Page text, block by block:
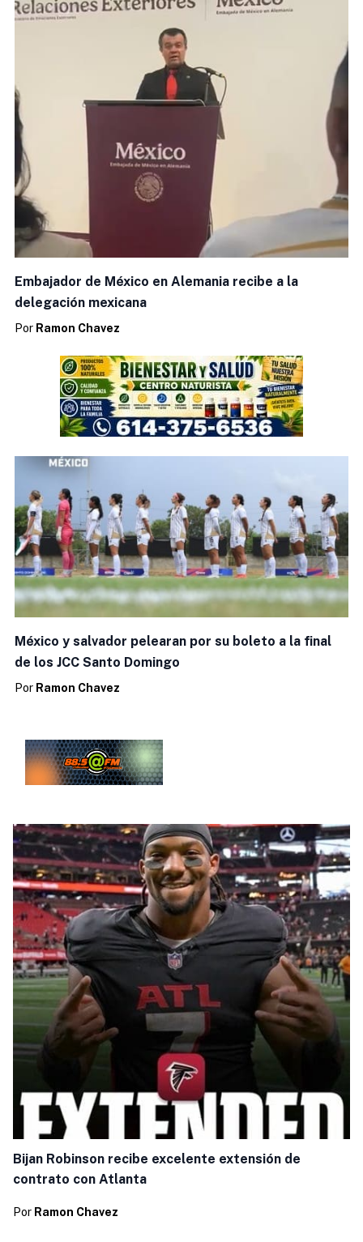
Embajador de México en Alemania recibe a la
delegación mexicana
Por Ramon Chavez
México y salvador pelearan por su boleto a la final
de los JCC Santo Domingo
Por Ramon Chavez
Bijan Robinson recibe excelente extensión de
contrato con Atlanta
Por Ramon Chavez